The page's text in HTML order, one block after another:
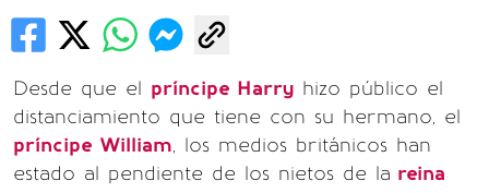
Desde que el príncipe Harry hizo público el
distanciamiento que tiene con su hermano, el
príncipe William, los medios británicos han
estado al pendiente de los nietos de la reina